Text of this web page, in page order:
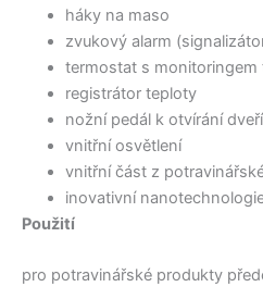
háky na maso
zvukový alarm
termostat s monitoringem
registrátor teploty
nožní pedál k otvírání dveří
vnitřní osvětlení
vnitřní část z
inovativní
Použití
pro potravinářské produkty